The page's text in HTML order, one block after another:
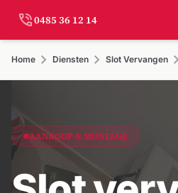
phone_in_talk0485 36 12 14
Home chevron_right Diensten chevron_right Slot Vervangen chevron_right
AANKOOP & MONTAGE